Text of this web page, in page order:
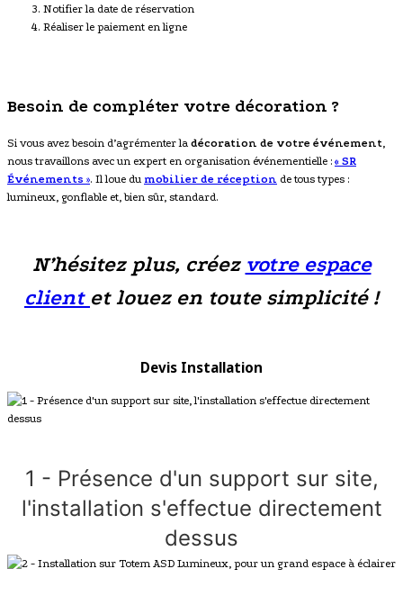
Notifier la date de réservation
Réaliser le paiement en ligne
Besoin de compléter votre décoration ?
Si vous avez besoin d’agrémenter la décoration de votre événement,
nous travaillons avec un expert en organisation événementielle : « SR
Événements ». Il loue du mobilier de réception de tous types :
lumineux, gonflable et, bien sûr, standard.
N’hésitez plus, créez votre espace
client et louez en toute simplicité !
Devis Installation
1 - Présence d'un support sur site,
l'installation s'effectue directement
dessus